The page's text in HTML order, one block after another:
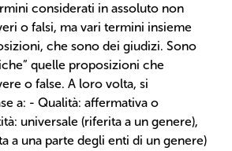
considerati in assoluto non
o falsi, ma vari termini insieme
che sono dei giudizi. Sono
quelle proposizioni che
o false. A loro volta, si
a: - Qualità: affermativa o
universale (riferita a un genere),
a una parte degli enti di un genere)